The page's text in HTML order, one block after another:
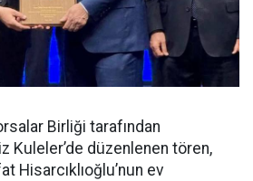
Birliği tarafından
Kuleler’de düzenlenen tören,
Hisarcıklıoğlu’nun ev